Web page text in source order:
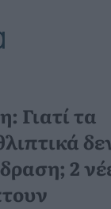
Γιατί τα
2